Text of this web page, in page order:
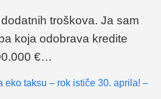
troškova. Ja sam
koja odobrava kredite
€…